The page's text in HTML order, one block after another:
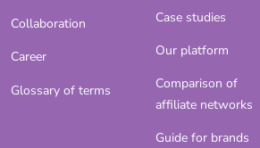
Collaboration
Career
Glossary of terms
Case studies
Our platform
Comparison of
affiliate networks
Guide for brands